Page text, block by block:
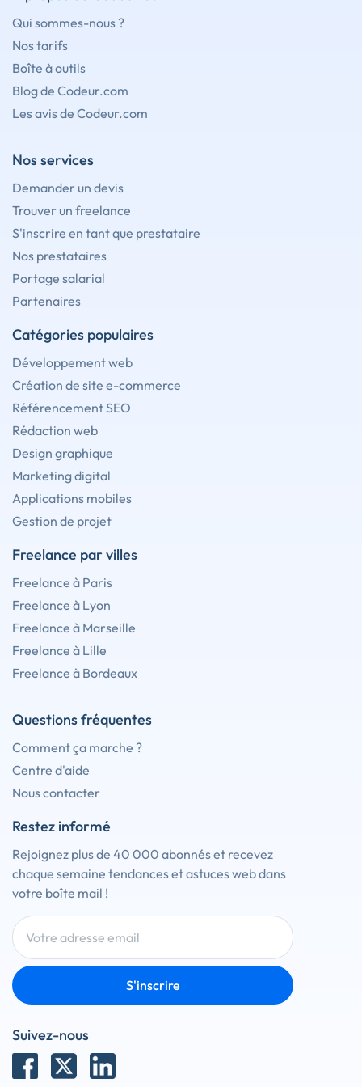
Qui sommes-nous ?
Nos tarifs
Boîte à outils
Blog de Codeur.com
Les avis de Codeur.com
Nos services
Demander un devis
Trouver un freelance
S'inscrire en tant que prestataire
Nos prestataires
Portage salarial
Partenaires
Catégories populaires
Développement web
Création de site e-commerce
Référencement SEO
Rédaction web
Design graphique
Marketing digital
Applications mobiles
Gestion de projet
Freelance par villes
Freelance à Paris
Freelance à Lyon
Freelance à Marseille
Freelance à Lille
Freelance à Bordeaux
Questions fréquentes
Comment ça marche ?
Centre d'aide
Nous contacter
Restez informé
Rejoignez plus de 40 000 abonnés et recevez
chaque semaine tendances et astuces web dans
votre boîte mail !
S'inscrire
Suivez-nous